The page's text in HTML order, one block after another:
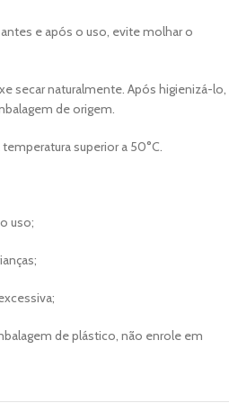
e após o uso, evite molhar o
secar naturalmente. Após higienizá-lo,
de origem.
superior a 50°C.
uso;
de plástico, não enrole em